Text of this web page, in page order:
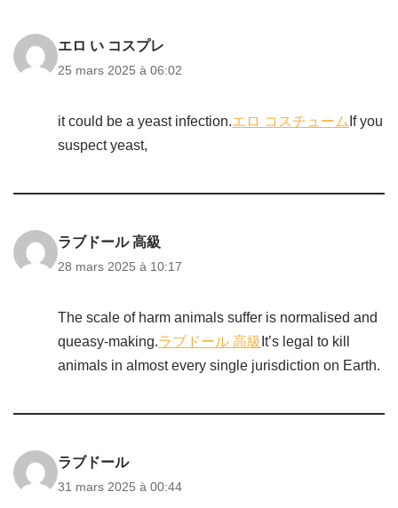
エロ い コスプレ
25 mars 2025 à 06:02
it could be a yeast infection.エロ コスチューム If you
suspect yeast,
ラブドール 高級
28 mars 2025 à 10:17
The scale of harm animals suffer is normalised and
queasy-making.ラブドール 高級 It’s legal to kill
animals in almost every single jurisdiction on Earth.
ラブドール
31 mars 2025 à 00:44